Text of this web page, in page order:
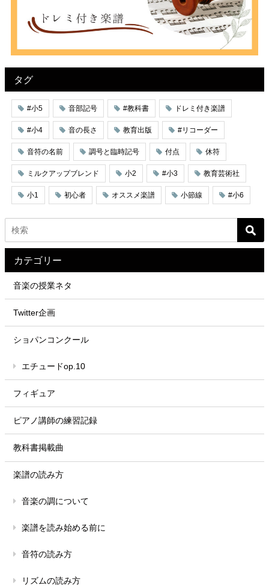
タグ
#小5 音部記号 #教科書 ドレミ付き楽譜
#小4 音の長さ 教育出版 #リコーダー
音符の名前 調号と臨時記号 付点 休符
ミルクアップブレンド 小2 #小3 教育芸術社
小1 初心者 オススメ楽譜 小節線 #小6
カテゴリー
音楽の授業ネタ
Twitter企画
ショパンコンクール
エチュードop.10
フィギュア
ピアノ講師の練習記録
教科書掲載曲
楽譜の読み方
音楽の調について
楽譜を読み始める前に
音符の読み方
リズムの読み方